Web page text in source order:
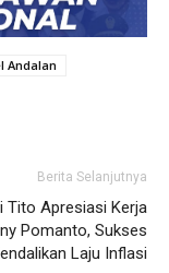
Andalan
Berita Selanjutnya
Tito Apresiasi Kerja
Pomanto, Sukses
Laju Inflasi